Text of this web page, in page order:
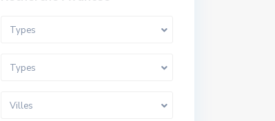
Types
Types
Villes